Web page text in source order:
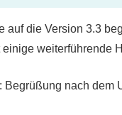
auf die Version 3.3
weiterführende